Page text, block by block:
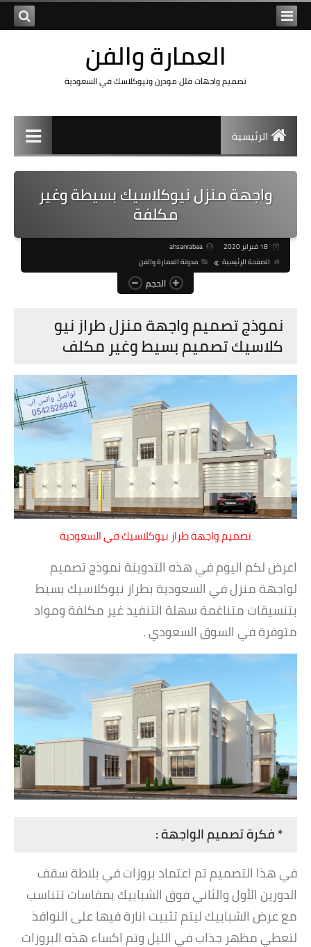
العمارة والفن
تصميم واجهات فلل مودرن ونيوكلاسك في السعودية
الرئيسية
واجهة منزل نيوكلاسيك بسيطة وغير
مكلفة
18 فبراير 2020
ahsanrabaa
الصفحة الرئيسية
مدونة العمارة والفن
الحجم
نموذج تصميم واجهة منزل طراز نيو
كلاسيك تصميم بسيط وغير مكلف
تصميم واجهة طراز نيوكلاسيك في السعودية
اعرض لكم اليوم في هذه التدوينة نموذج تصميم
لواجهة منزل في السعودية بطراز نيوكلاسيك بسيط
بتنسيقات متناغمة سهلة التنفيذ غير مكلفة ومواد
متوفرة في السوق السعودي .
* فكرة تصميم الواجهة :
في هذا التصميم تم اعتماد بروزات في بلاطة سقف
الدورين الأول والثاني فوق الشبابيك بمقاسات تتناسب
مع عرض الشبابيك ليتم تثبيت انارة فيها على النوافذ
لتعطي مظهر جذاب في الليل وتم اكساء هذه البروزات